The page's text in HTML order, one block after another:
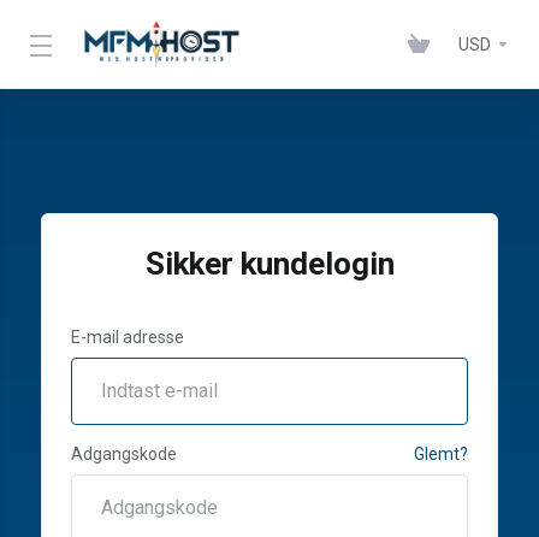
USD
Sikker kundelogin
E-mail adresse
Adgangskode Glemt?